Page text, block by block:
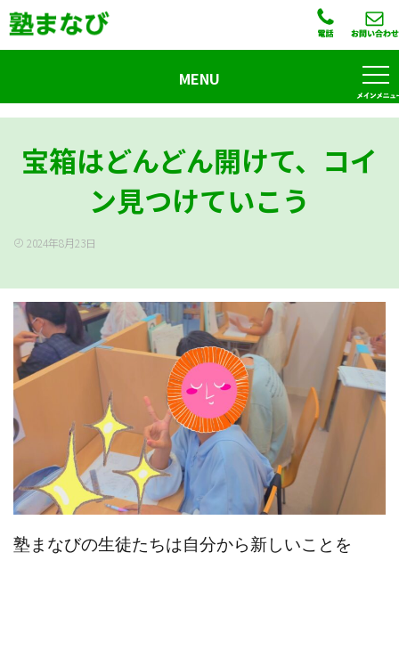
宝箱はどんどん開けて、コイ
ン見つけていこう
2024年8月23日
塾まなびの生徒たちは自分から新しいことを
MENU